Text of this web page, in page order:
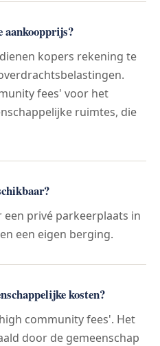
aankoopprijs?
kopers rekening te
fees' voor het
ruimtes, die
privé parkeerplaats in
een eigen berging.
kosten?
community fees'. Het
door de gemeenschap